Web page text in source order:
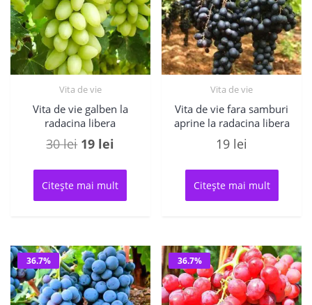
Vita de vie
Vita de vie galben la
radacina libera
30lei Prețul
a
fost:
19 lei
este:
19 lei.
Citește mai mult
Vita de vie
Vita de vie fara samburi
aprine la radacina libera
19 lei
Citește mai mult
36.7% 36.7%